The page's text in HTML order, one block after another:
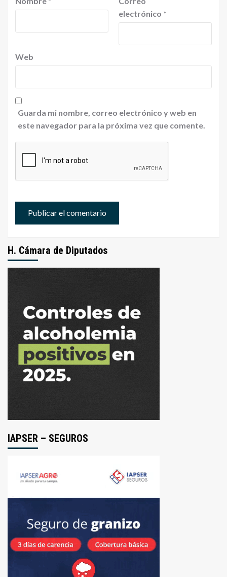
electrónico *
Web
Guarda mi nombre, correo electrónico y web en
este navegador para la próxima vez que comente.
H. Cámara de Diputados
IAPSER – SEGUROS